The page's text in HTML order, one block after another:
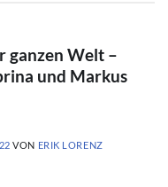
ganzen Welt –
und Markus
VON ERIK LORENZ